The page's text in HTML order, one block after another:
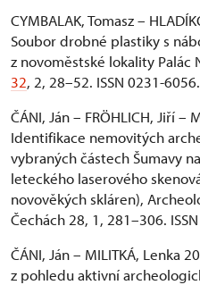
CYMBALAK, Tomasz –
Soubor drobné plastiky s
z novoměstské lokality Palác
32, 2, 28–52. ISSN 0231-6056.
ČÁNI, Ján – FRÖHLICH, Jiří –
Identifikace nemovitých
vybraných částech Šumavy
leteckého laserového
novověkých skláren),
Čechách 28, 1, 281–306.
ČÁNI, Ján – MILITKÁ, Lenka
z pohledu aktivní